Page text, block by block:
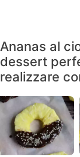
Ananas al
dessert
realizzare